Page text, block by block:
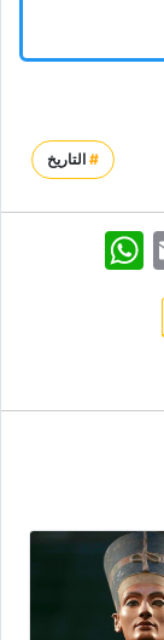
#التاريخ
WhatsApp